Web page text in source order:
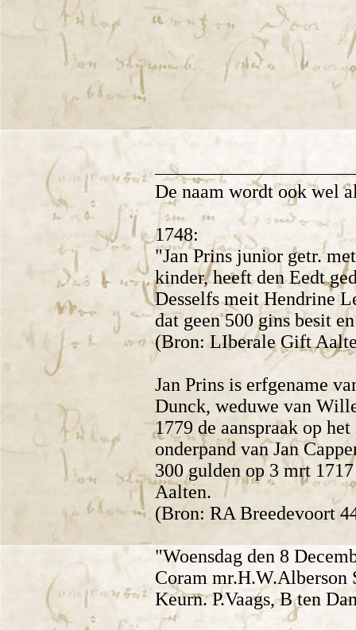
De naam wordt ook wel
1748:
"Jan Prins junior getr.
kinder, heeft den Eedt
Desselfs meit Hendrine
dat geen 500 gins besit
(Bron: LIberale Gift
Jan Prins is erfgename
Dunck, weduwe van
1779 de aanspraak op
onderpand van Jan
300 gulden op 3 mrt
Aalten.
(Bron: RA Breedevoort
"Woensdag den 8
Coram mr.H.W.Alberson
Keurn. P.Vaags, B ten